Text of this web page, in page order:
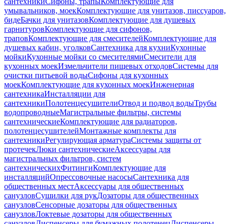
умывальников, моекКомплектующие для унитазов, писсуаров,
бидеБачки для унитазовКомплектующие для душевых
гарнитуровКомплектующие для сифонов,
траповКомплектующие для смесителейКомплектующие для
душевых кабин, уголковСантехника для кухниКухонные
мойкиКухонные мойки со смесителямиСмесители для
кухонных моекИзмельчители пищевых отходовСистемы для
очистки питьевой водыСифоны для кухонных
моекКомплектующие для кухонных моекИнженерная
сантехникаИнсталляции для
сантехникиПолотенцесушителиОтвод и подвод водыТрубы
водопроводныеМагистральные фильтры, системы
сантехническиеКомплектующие для радиаторов,
полотенцесушителейМонтажные комплекты для
сантехникиРегулирующая арматураСистемы защиты от
протечекЛюки сантехническиеАксессуары для
магистральных фильтров, систем
сантехническихФитингиКомплектующие для
инсталляцийОпрессовочные насосыСантехника для
общественных местАксессуары для общественных
санузловСушилки для рукДозаторы для общественных
санузловСенсорные дозаторы для общественных
санузловЛоктевые дозаторы для общественных